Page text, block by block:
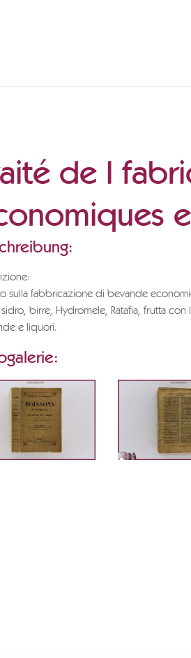
de l
sulla fabbricazione di bevande
birre, Hydromele, Ratafia, frutta
e liquori.